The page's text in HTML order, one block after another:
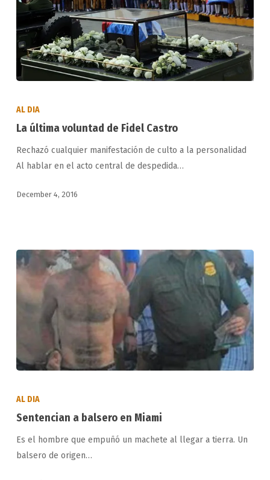
de
Fidel
Castro
AL DIA
La última voluntad de Fidel Castro
Rechazó cualquier manifestación de culto a la personalidad
Al hablar en el acto central de despedida…
December 4, 2016
en
Miami
AL DIA
Sentencian a balsero en Miami
Es el hombre que empuñó un machete al llegar a tierra. Un
balsero de origen…